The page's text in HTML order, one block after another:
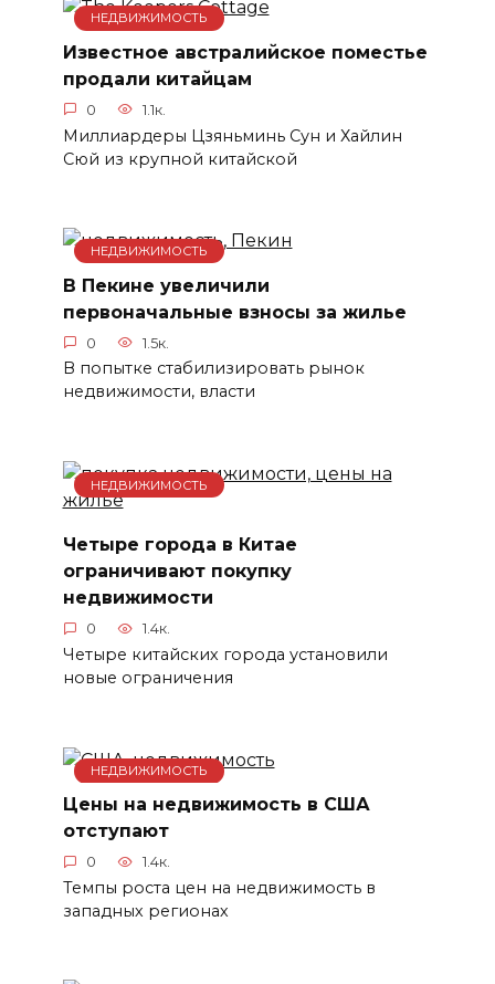
НЕДВИЖИМОСТЬ
Известное австралийское поместье
продали китайцам
0 1.1к.
Миллиардеры Цзяньминь Сун и Хайлин
Сюй из крупной китайской
НЕДВИЖИМОСТЬ
В Пекине увеличили
первоначальные взносы за жилье
0 1.5к.
В попытке стабилизировать рынок
недвижимости, власти
НЕДВИЖИМОСТЬ
Четыре города в Китае
ограничивают покупку
недвижимости
0 1.4к.
Четыре китайских города установили
новые ограничения
НЕДВИЖИМОСТЬ
Цены на недвижимость в США
отступают
0 1.4к.
Темпы роста цен на недвижимость в
западных регионах